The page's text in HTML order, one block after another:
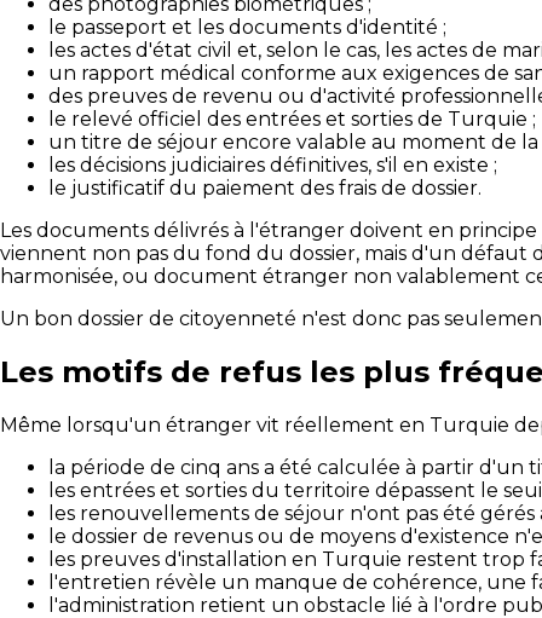
le passeport et les documents d'identité ;
les actes d'état civil et, selon le cas, les actes de
un rapport médical conforme aux exigences de
des preuves de revenu ou d'activité
le relevé officiel des entrées et sorties de Turquie ;
un titre de séjour encore valable au moment de la
les décisions judiciaires définitives, s'il en existe ;
le justificatif du paiement des frais de dossier.
Les documents délivrés à l'étranger doivent en
viennent non pas du fond du dossier, mais d'un
harmonisée, ou document étranger non valablement
Un bon dossier de citoyenneté n'est donc pas
Les motifs de refus les plus
Même lorsqu'un étranger vit réellement en Turquie
la période de cinq ans a été calculée à partir
les entrées et sorties du territoire dépassent le
les renouvellements de séjour n'ont pas été
le dossier de revenus ou de moyens d'existence
les preuves d'installation en Turquie restent trop
l'entretien révèle un manque de cohérence, une
l'administration retient un obstacle lié à l'ordre